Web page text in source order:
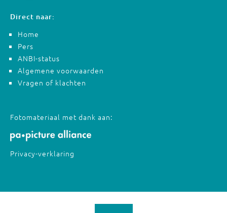
Direct naar:
Home
Pers
ANBI-status
Algemene voorwaarden
Vragen of klachten
Fotomateriaal met dank aan:
Privacy-verklaring